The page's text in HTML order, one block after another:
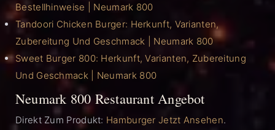
Bestellhinweise | Neumark 800
Tandoori Chicken Burger: Herkunft, Varianten,
Zubereitung Und Geschmack | Neumark 800
Sweet Burger 800: Herkunft, Varianten, Zubereitung
Und Geschmack | Neumark 800
Neumark 800 Restaurant Angebot
Direkt Zum Produkt: Hamburger Jetzt Ansehen.